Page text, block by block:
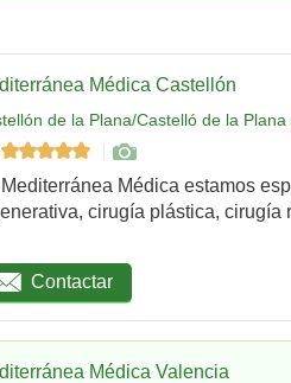
Médica Castellón
de la Plana/Castelló de la
Médica estamos
cirugía plástica, cirugía
Contactar
Médica Valencia